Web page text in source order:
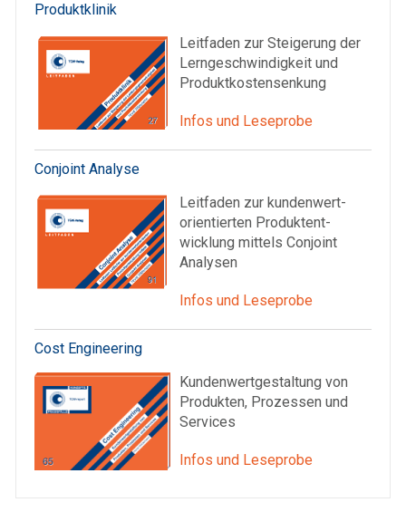
Produktklinik
Leitfaden zur Steigerung der
Lerngeschwindigkeit und
Produktkostensenkung
Infos und Leseprobe
Conjoint Analyse
Leitfaden zur kunden­wert­
orientierten Produkt­ent­
wicklung mittels Conjoint
Analysen
Infos und Leseprobe
Cost Engineering
Kundenwertgestaltung von
Produkten, Prozessen und
Services
Infos und Leseprobe